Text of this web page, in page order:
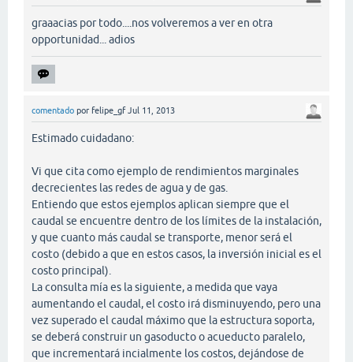
graaacias por todo....nos volveremos a ver en otra
opportunidad... adios
comentado por felipe_gf Jul 11, 2013
Estimado cuidadano:
Vi que cita como ejemplo de rendimientos marginales
decrecientes las redes de agua y de gas.
Entiendo que estos ejemplos aplican siempre que el
caudal se encuentre dentro de los límites de la instalación,
y que cuanto más caudal se transporte, menor será el
costo (debido a que en estos casos, la inversión inicial es el
costo principal).
La consulta mía es la siguiente, a medida que vaya
aumentando el caudal, el costo irá disminuyendo, pero una
vez superado el caudal máximo que la estructura soporta,
se deberá construir un gasoducto o acueducto paralelo,
que incrementará incialmente los costos, dejándose de